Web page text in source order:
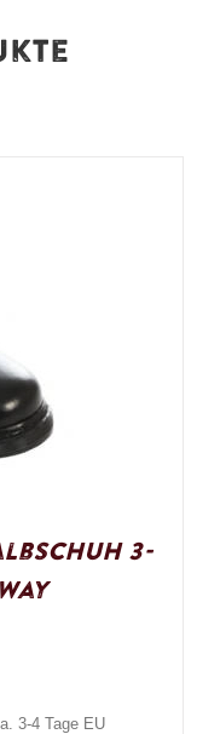
3-
3-4 Tage EU